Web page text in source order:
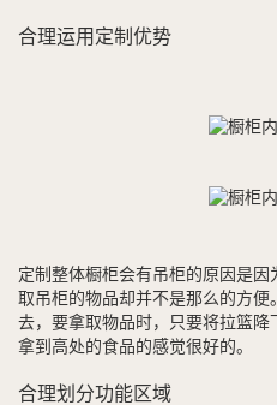
合理运用定制优势
定制整体橱柜会有吊柜的原因是
取吊柜的物品却并不是那么的方
去，要拿取物品时，只要将拉篮
拿到高处的食品的感觉很好的。
合理划分功能区域